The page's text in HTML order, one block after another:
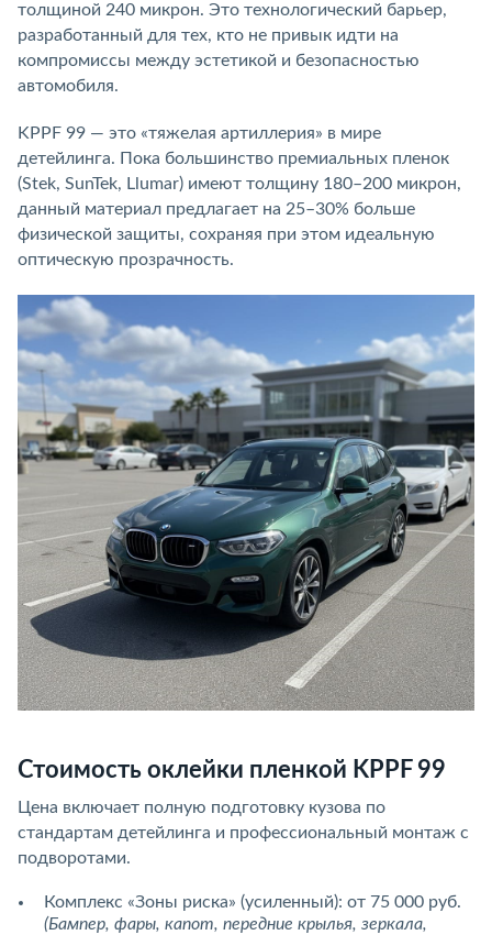
толщиной 240 микрон. Это технологический барьер,
разработанный для тех, кто не привык идти на
компромиссы между эстетикой и безопасностью
автомобиля.
KPPF 99 — это «тяжелая артиллерия» в мире
детейлинга. Пока большинство премиальных пленок
(Stek, SunTek, Llumar) имеют толщину 180–200 микрон,
данный материал предлагает на 25–30% больше
физической защиты, сохраняя при этом идеальную
оптическую прозрачность.
Стоимость оклейки пленкой KPPF 99
Цена включает полную подготовку кузова по
стандартам детейлинга и профессиональный монтаж с
подворотами.
Комплекс «Зоны риска» (усиленный): от 75 000 руб.
(Бампер, фары, капот, передние крылья, зеркала,